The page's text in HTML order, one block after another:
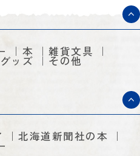
本 雑貨文具
グッズ その他
北海道新聞社の本